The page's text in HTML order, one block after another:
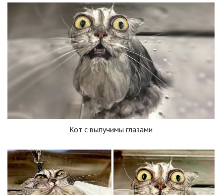
Кот с выпучимы глазами